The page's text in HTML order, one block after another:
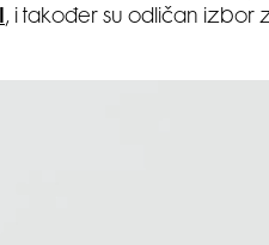
, i također su odličan izbor